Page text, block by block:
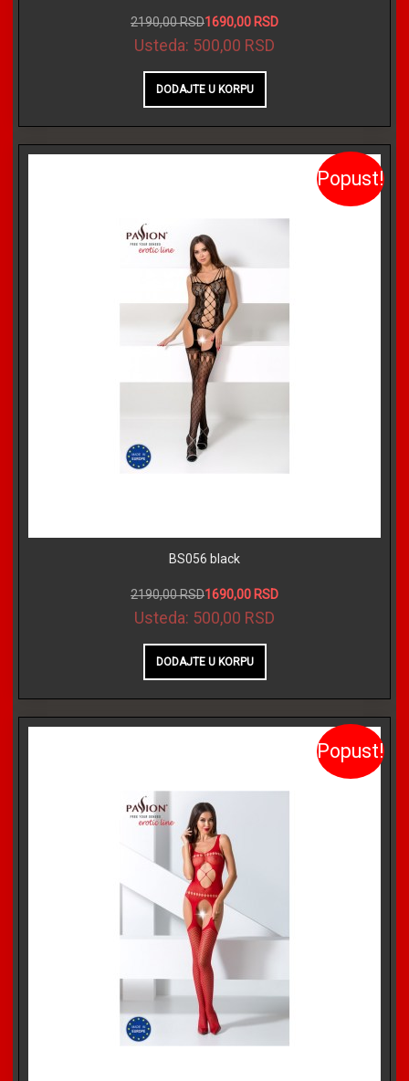
2190,00 RSD1690,00 RSD
Usteda: 500,00 RSD
Popust!
BS056 black
2190,00 RSD1690,00 RSD
Usteda: 500,00 RSD
Popust!